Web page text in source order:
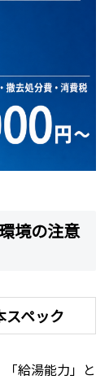
境の注意
スペック
給湯能力」と